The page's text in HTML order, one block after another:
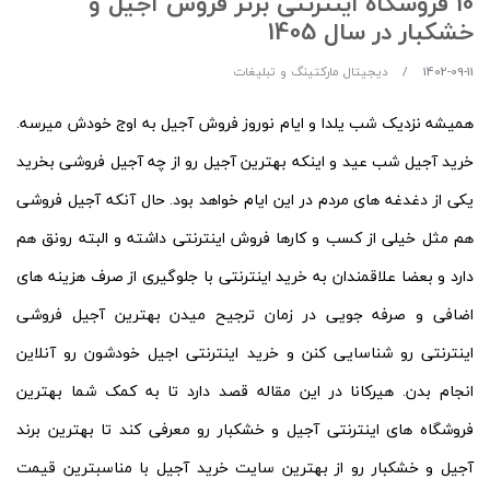
خشکبار در سال 1405
1402-09-11 دیجیتال مارکتینگ و تبلیغات
همیشه نزدیک شب یلدا و ایام نوروز فروش آجیل به اوج خودش میرسه.
خرید آجیل شب عید و اینکه بهترین آجیل رو از چه آجیل فروشی بخرید
یکی از دغدغه های مردم در این ایام خواهد بود. حال آنکه آجیل فروشی
هم مثل خیلی از کسب و کارها فروش اینترنتی داشته و البته رونق هم
دارد و بعضا علاقمندان به خرید اینترنتی با جلوگیری از صرف هزینه های
اضافی و صرفه جویی در زمان ترجیح میدن بهترین آجیل فروشی
اینترنتی رو شناسایی کنن و خرید اینترنتی اجیل خودشون رو آنلاین
انجام بدن. هیرکانا در این مقاله قصد دارد تا به کمک شما بهترین
فروشگاه های اینترنتی آجیل و خشکبار رو معرفی کند تا بهترین برند
آجیل و خشکبار رو از بهترین سایت خرید آجیل با مناسبترین قیمت